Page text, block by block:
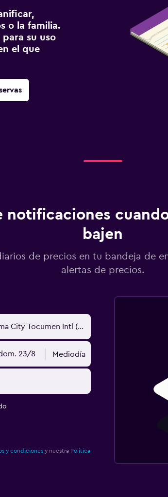
o la familia.
su uso
el que
notificaciones
bajen
de precios en tu bandeja de
alertas de precios.
23/8 Mediodía
y condicionesy nuestra Política